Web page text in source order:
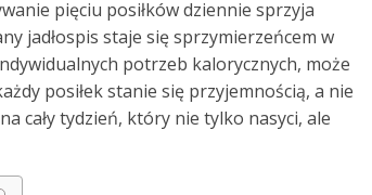
pięciu posiłków dziennie sprzyja
jadłospis staje się sprzymierzeńcem w
potrzeb kalorycznych, może
posiłek stanie się przyjemnością, a nie
cały tydzień, który nie tylko nasyci, ale